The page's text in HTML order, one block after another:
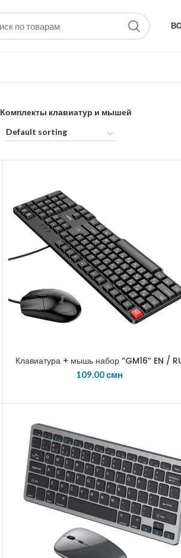
Комплекты клавиатур и мышей
Клавиатура + мышь набор “GM16” EN /
109.00смн